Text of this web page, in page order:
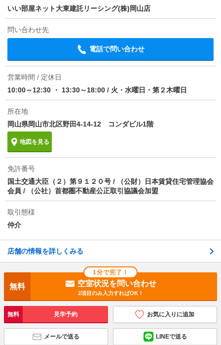
損保 要
保証会社
円/月(その他商品あり)
ほか初期費用
の他費用月額0.02万円）
その他諸費用 更新料 78000円 室内清掃費用 93500円
情報更新日 2026/08/07
次回更新予定日
物件備考
ーニング費用を含みます。【法人契約個人負担分につ
いて】 法人契約とする場合、個人負担分の支払い方法
は原則「カード決済」となります。 本貸室の電気
いい部屋ネット大東建託リーシング(株)岡山店
問い合わせ先
電話で問い合わせ
営業時間 / 定休日
10:00～12:30 ・ 13:30～18:00 / 火・水曜日・第２木曜日
所在地
岡山県岡山市北区野田4-14-12 コンダビル1階
地図を見る
免許番号
国土交通大臣（２）第９１２０号 / （公財）日本賃貸住宅管理協会
会員 / （公社）首都圏不動産公正取引協議会加盟
取引態様
仲介
店舗の情報を詳しくみる
1分で完了！
無料 空室状況を問い合わせ
2項目のみ入力すればOK！
無料 見学予約 お気に入りに追加
メールで送る LINEで送る